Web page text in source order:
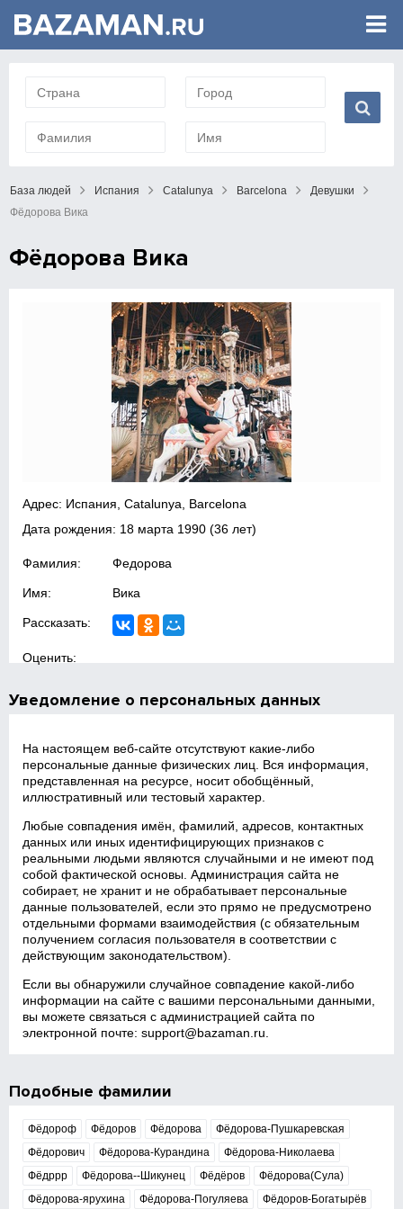
База людей Испания Catalunya Barcelona
Девушки
Фёдорова Вика
Фёдорова Вика
Адрес: Испания, Catalunya, Barcelona
Дата рождения: 18 марта 1990 (36 лет)
Фамилия: Федорова
Имя: Вика
Рассказать:
Оценить:
Уведомление о персональных данных
На настоящем веб‑сайте отсутствуют какие‑либо
персональные данные физических лиц. Вся информация,
представленная на ресурсе, носит обобщённый,
иллюстративный или тестовый характер.
Любые совпадения имён, фамилий, адресов, контактных
данных или иных идентифицирующих признаков с
реальными людьми являются случайными и не имеют под
собой фактической основы. Администрация сайта не
собирает, не хранит и не обрабатывает персональные
данные пользователей, если это прямо не предусмотрено
отдельными формами взаимодействия (с обязательным
получением согласия пользователя в соответствии с
действующим законодательством).
Если вы обнаружили случайное совпадение какой‑либо
информации на сайте с вашими персональными данными,
вы можете связаться с администрацией сайта по
электронной почте:support@bazaman.ru
Подобные фамилии
Фёдороф Фёдоров Фёдорова
Фёдорова-Пушкаревская
Фёдорович
Фёдорова-Курандина
Фёдорова-Николаева
Фёдррр
Фёдорова--Шикунец Фёдёров
Фёдорова(Сула)
Фёдорова-ярухина
Фёдорова-Погуляева Фёдоров-Богатырёв